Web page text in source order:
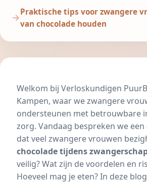
Praktische tips voor zwangere
van chocolade houden
Welkom bij Verloskundigen
Kampen, waar we zwangere
ondersteunen met betrouwbare
zorg. Vandaag bespreken we
dat veel zwangere vrouwen
chocolade tijdens
veilig? Wat zijn de voordelen en
Hoeveel mag je eten? In deze